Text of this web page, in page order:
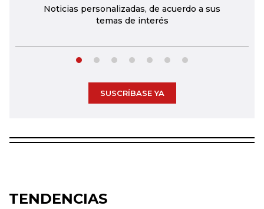
Noticias personalizadas, de acuerdo a sus
temas de interés
SUSCRÍBASE YA
TENDENCIAS